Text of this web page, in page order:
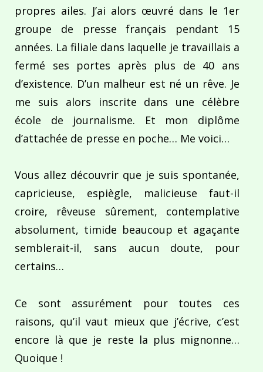
propres ailes. J’ai alors œuvré dans le 1er
groupe de presse français pendant 15
années. La filiale dans laquelle je travaillais a
fermé ses portes après plus de 40 ans
d’existence. D’un malheur est né un rêve. Je
me suis alors inscrite dans une célèbre
école de journalisme. Et mon diplôme
d’attachée de presse en poche… Me voici…
Vous allez découvrir que je suis spontanée,
capricieuse, espiègle, malicieuse faut-il
croire, rêveuse sûrement, contemplative
absolument, timide beaucoup et agaçante
semblerait-il, sans aucun doute, pour
certains…
Ce sont assurément pour toutes ces
raisons, qu’il vaut mieux que j’écrive, c’est
encore là que je reste la plus mignonne…
Quoique !